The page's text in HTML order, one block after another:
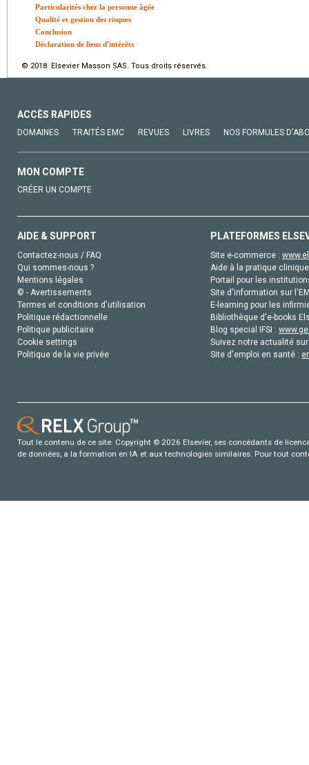
Particularités chez la personne âgée
Qualité et gestion des risques
Conclusion
Déclaration de liens d'intérêts
© 2018 Elsevier Masson SAS. Tous droits réservés.
ACCÈS RAPIDES
DOMAINES TRAITÉS EMC REVUES LIVRES NOS FORMULES
MON COMPTE
CRÉER UN COMPTE
AIDE & SUPPORT
Contactez-nous / FAQ
Qui sommes-nous ?
Mentions légales
© - Avertissements
Termes et conditions d'utilisation
Politique rédactionnelle
Politique publicitaire
Cookie settings
Politique de la vie privée
PLATEFORMES
Site e-commerce :
Aide à la pratique
Portail pour les
Site d'information sur
E-learning pour les
Bibliothèque d'e-books
Blog special IFSI :
Suivez notre actualité
Site d'emploi en santé :
Tout le contenu de ce site: Copyright © 2026 Elsevier, ses concédants de
de données, a la formation en IA et aux technologies similaires. Pour tout